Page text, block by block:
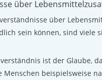
über
über
sein können, sind viele
ist der Glaube,
Menschen beispielsweise